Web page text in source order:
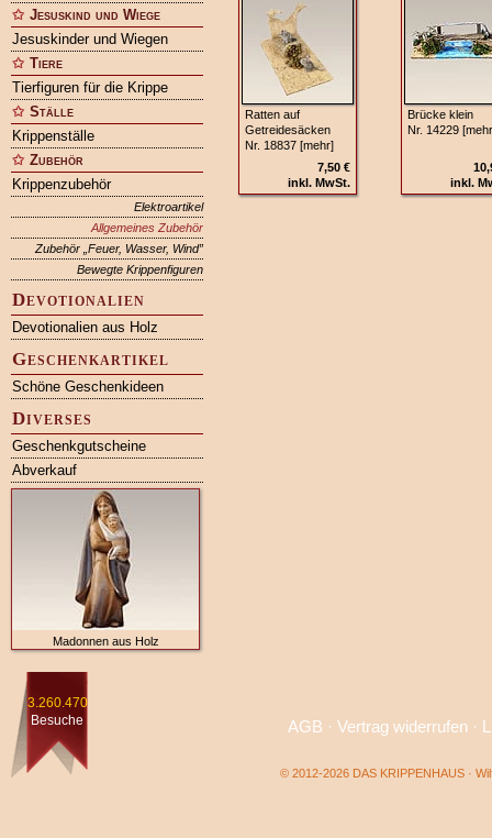
Jesuskind und Wiege
Jesuskinder und Wiegen
Tiere
Tierfiguren für die Krippe
Ställe
Krippenställe
Zubehör
Krippenzubehör
Elektroartikel
Allgemeines Zubehör
Zubehör „Feuer, Wasser, Wind”
Bewegte Krippenfiguren
Devotionalien
Devotionalien aus Holz
Geschenkartikel
Schöne Geschenkideen
Diverses
Geschenkgutscheine
Abverkauf
Madonnen aus Holz
Ratten auf
Getreidesäcken
Nr. 18837 [mehr]
7,50 €
inkl. MwSt.
Brücke klein
Nr. 14229
inkl.
3.260.470
Besuche
AGB · Vertrag widerrufen·
© 2012-2026 DAS KRIPPENHAUS ·